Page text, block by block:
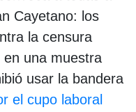
Cayetano: los
la censura
una muestra
usar la bandera
el cupo laboral